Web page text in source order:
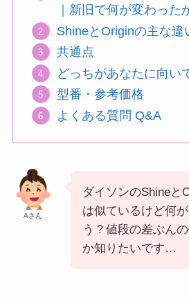
｜新旧で何が変わった
ShineとOriginの主な違
共通点
どっちがあなたに向い
型番・参考価格
よくある質問 Q&A
Aさん
ダイソンのShineと
は似ているけど何
う？値段の差ぶん
か知りたいです…